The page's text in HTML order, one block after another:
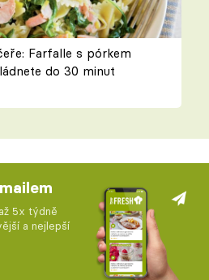
Farfalle s pórkem
do 30 minut
5x týdně
a nejlepší